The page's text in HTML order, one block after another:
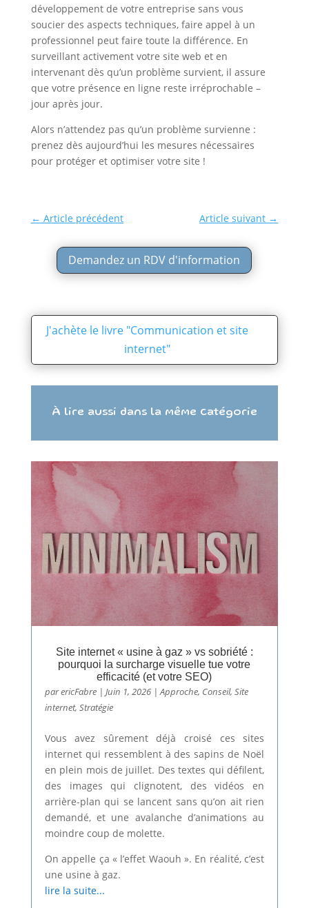
développement de votre entreprise sans vous
soucier des aspects techniques, faire appel à un
professionnel peut faire toute la différence. En
surveillant activement votre site web et en
intervenant dès qu’un problème survient, il assure
que votre présence en ligne reste irréprochable –
jour après jour.
Alors n’attendez pas qu’un problème survienne :
prenez dès aujourd’hui les mesures nécessaires
pour protéger et optimiser votre site !
← Article précédent Article suivant →
Demandez un RDV d'information
J'achète le livre "Communication et site
internet"
À lire aussi dans la même catégorie
Site internet « usine à gaz » vs sobriété :
pourquoi la surcharge visuelle tue votre
efficacité (et votre SEO)
parericFabre| Juin 1, 2026| Approche, Conseil, Site
internet, Stratégie
Vous avez sûrement déjà croisé ces sites
internet qui ressemblent à des sapins de Noël
en plein mois de juillet. Des textes qui défilent,
des images qui clignotent, des vidéos en
arrière-plan qui se lancent sans qu’on ait rien
demandé, et une avalanche d’animations au
moindre coup de molette.
On appelle ça « l’effet Waouh ». En réalité, c’est
une usine à gaz.
lire la suite...